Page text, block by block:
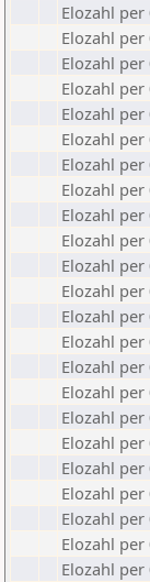
Elozahl per
Elozahl per
Elozahl per
Elozahl per
Elozahl per
Elozahl per
Elozahl per
Elozahl per
Elozahl per
Elozahl per
Elozahl per
Elozahl per
Elozahl per
Elozahl per
Elozahl per
Elozahl per
Elozahl per
Elozahl per
Elozahl per
Elozahl per
Elozahl per
Elozahl per
Elozahl per